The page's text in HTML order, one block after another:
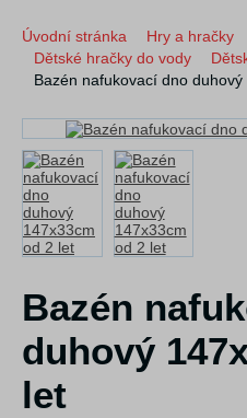
Úvodní stránka Hry a hračky
Dětské hračky do vody
Bazén nafukovací dno
Bazén
duhový
let